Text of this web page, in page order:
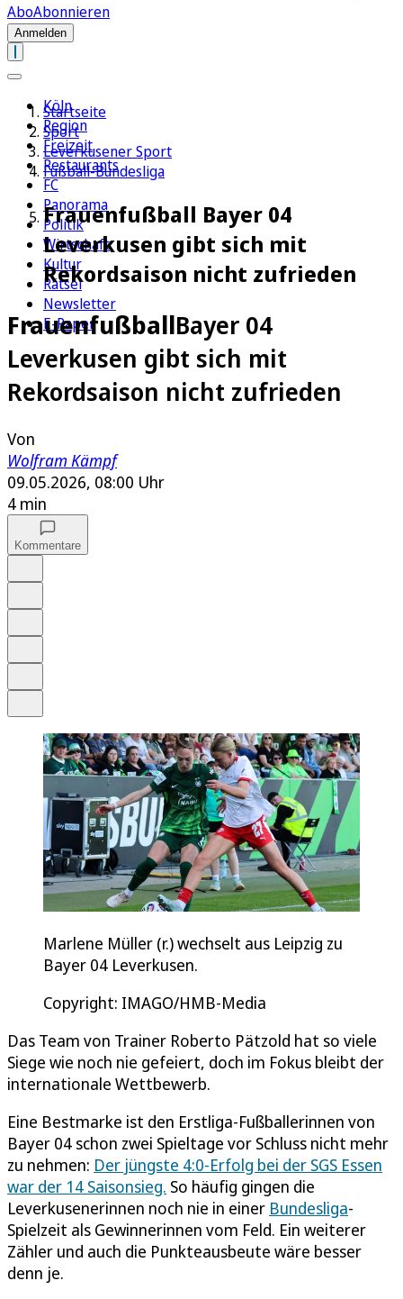
AboAbonnieren
Anmelden
Köln
Region
Freizeit
Restaurants
FC
Panorama
Politik
Wirtschaft
Kultur
Rätsel
Newsletter
E-Paper
Startseite
Sport
Leverkusener Sport
Fußball-Bundesliga
Frauenfußball Bayer 04
Leverkusen gibt sich mit
Rekordsaison nicht zufrieden
FrauenfußballBayer 04
Leverkusen gibt sich mit
Rekordsaison nicht zufrieden
Von
Wolfram Kämpf
09.05.2026, 08:00 Uhr
4 min
Kommentare
Marlene Müller (r.) wechselt aus Leipzig zu
Bayer 04 Leverkusen.
Copyright: IMAGO/HMB-Media
Das Team von Trainer Roberto Pätzold hat so viele
Siege wie noch nie gefeiert, doch im Fokus bleibt der
internationale Wettbewerb.
Eine Bestmarke ist den Erstliga-Fußballerinnen von
Bayer 04 schon zwei Spieltage vor Schluss nicht mehr
zu nehmen: Der jüngste 4:0-Erfolg bei der SGS Essen
war der 14 Saisonsieg. So häufig gingen die
Leverkusenerinnen noch nie in einer Bundesliga-
Spielzeit als Gewinnerinnen vom Feld. Ein weiterer
Zähler und auch die Punkteausbeute wäre besser
denn je.